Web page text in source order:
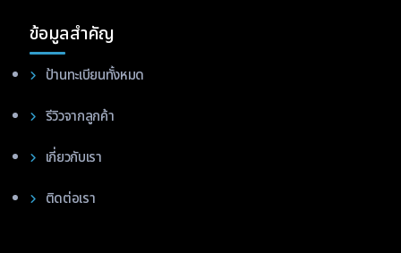
ข้อมูลสำคัญ
ป้านทะเบียนทั้งหมด
รีวิวจากลูกค้า
เกี่ยวกับเรา
ติดต่อเรา